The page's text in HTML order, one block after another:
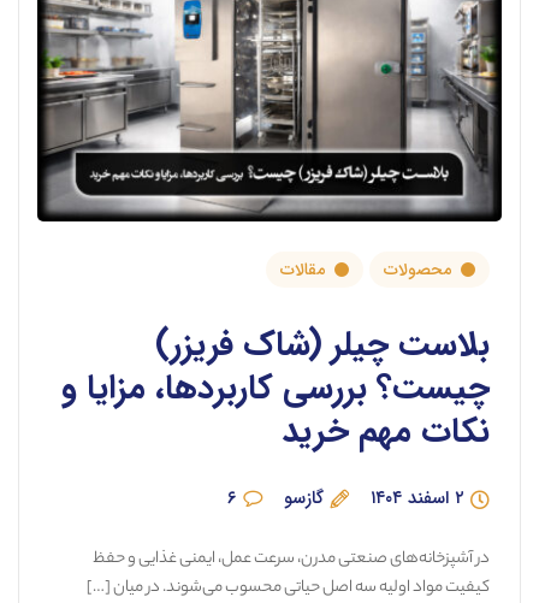
محصولات مقالات
بلاست چیلر (شاک فریزر)
چیست؟ بررسی کاربردها، مزایا و
نکات مهم خرید
۲ اسفند ۱۴۰۴ گازسو ۶
در آشپزخانه‌های صنعتی مدرن، سرعت عمل، ایمنی غذایی و حفظ
کیفیت مواد اولیه سه اصل حیاتی محسوب می‌شوند. در میان […]